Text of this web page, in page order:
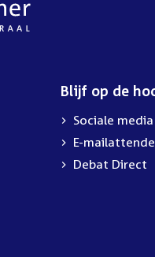
Blijf op de
Sociale media
E-
Debat Direct